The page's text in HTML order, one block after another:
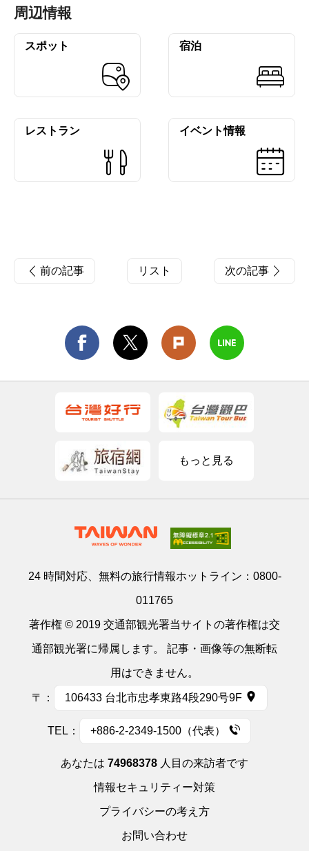
周辺情報
スポット 宿泊
レストラン イベント情報
前の記事 リスト 次の記事
もっと見る
24 時間対応、無料の旅行情報ホットライン： 0800-
011765
著作権 © 2019 交通部観光署当サイトの著作権は交
通部観光署に帰属します。 記事・画像等の無断転
用はできません。
〒： 106433 台北市忠孝東路4段290号9F
TEL： +886-2-2349-1500（代表）
あなたは 74968378 人目の来訪者です
情報セキュリティー対策
プライバシーの考え方
お問い合わせ